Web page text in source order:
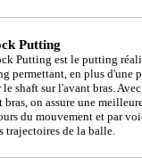
Putting
Putting est le putting
permettant, en plus d'une
le shaft sur l'avant bras.
bras, on assure une
du mouvement et par
trajectoires de la balle.